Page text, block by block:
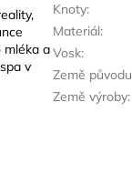
mléka a
v
Knoty:
Materiál:
Vosk:
Země původu
Země výroby: